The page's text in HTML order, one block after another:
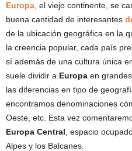
Europa , el viejo continente, se
buena cantidad de interesantes
de la ubicación geográfica en la
la creencia popular, cada país
sí además de una cultura única
suele dividir a Europa en
las diferencias en tipo de
encontramos denominaciones
Oeste, etc. Esta vez
Europa Central , espacio
Alpes y los Balcanes.